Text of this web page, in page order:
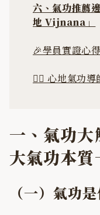
六、氣功推薦
地 Vijnana」
🎉學員實證心得
🧘‍♀️ 心地氣功
一、氣功
大氣功本質
（一）氣功